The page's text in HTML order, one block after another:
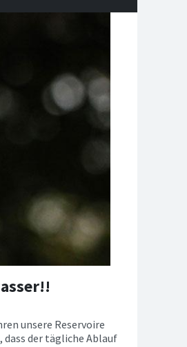
unsere Reservoire
der tägliche Ablauf